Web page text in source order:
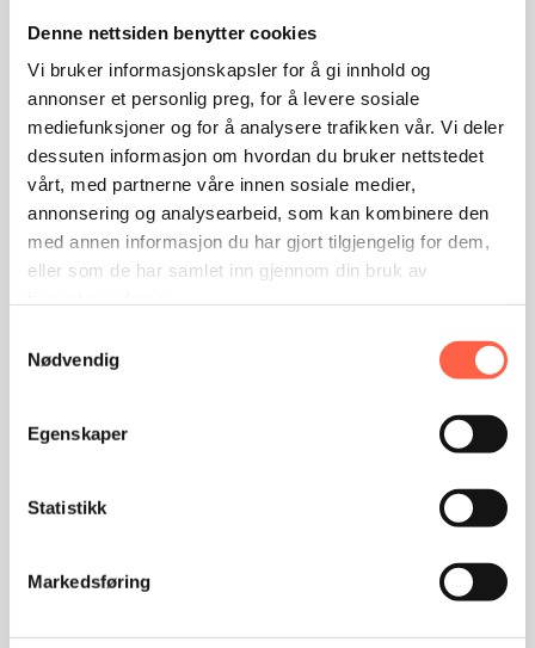
Denne nettsiden benytter cookies
Vi bruker informasjonskapsler for å gi innhold og
annonser et personlig preg, for å levere sosiale
mediefunksjoner og for å analysere trafikken vår. Vi deler
dessuten informasjon om hvordan du bruker nettstedet
vårt, med partnerne våre innen sosiale medier,
annonsering og analysearbeid, som kan kombinere den
med annen informasjon du har gjort tilgjengelig for dem,
eller som de har samlet inn gjennom din bruk av
Nødvendig
Egenskaper
Statistikk
Markedsføring
Brødrene Sperre AS
Branngardin
Bodø